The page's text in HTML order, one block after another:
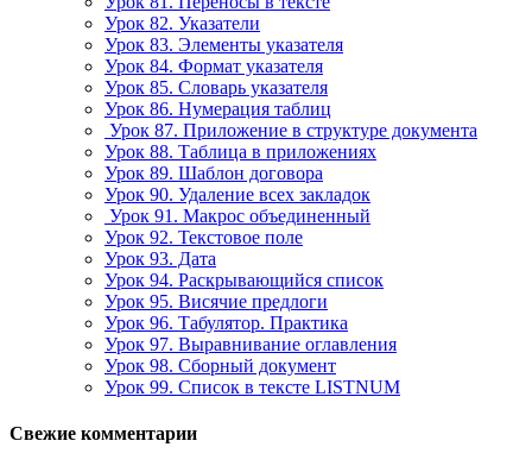
Урок 82. Указатели
Урок 83. Элементы указателя
Урок 84. Формат указателя
Урок 85. Словарь указателя
Урок 86. Нумерация таблиц
Урок 87. Приложение в структуре документа
Урок 88. Таблица в приложениях
Урок 89. Шаблон договора
Урок 90. Удаление всех закладок
Урок 91. Макрос объединенный
Урок 92. Текстовое поле
Урок 93. Дата
Урок 94. Раскрывающийся список
Урок 95. Висячие предлоги
Урок 96. Табулятор. Практика
Урок 97. Выравнивание оглавления
Урок 98. Сборный документ
Урок 99. Список в тексте LISTNUM
Свежие комментарии